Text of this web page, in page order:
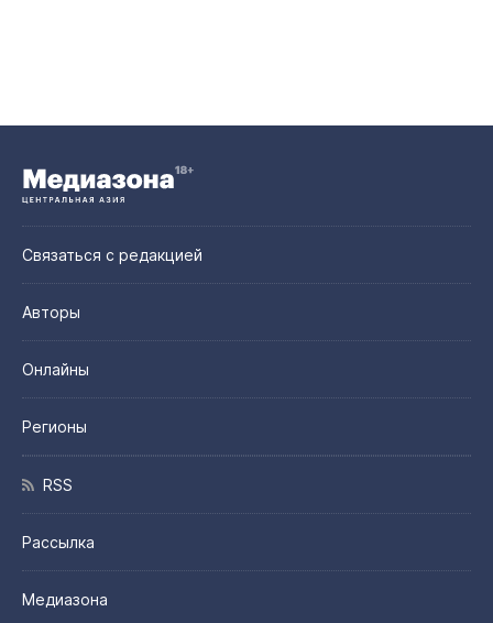
Связаться с редакцией
Авторы
Онлайны
Регионы
RSS
Рассылка
Медиазона